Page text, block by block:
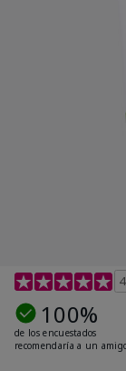
Calificación de
100%
de los encuestados
recomendaría a un